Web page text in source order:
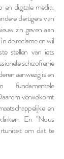
en digitale media.
dertigers van
zin geven aan
de reclame en wil
stellen van iets
schizofrenie
aanwezig is en
verwelkomt
en
En "Nous
om dat te